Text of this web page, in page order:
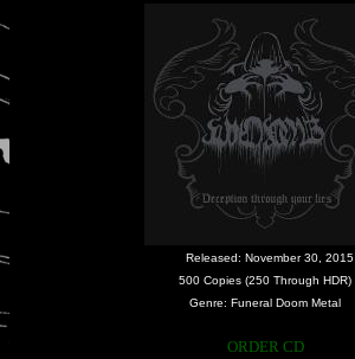
Released: November 30, 2015
500 Copies (250 Through HDR)
Genre: Funeral Doom Metal
ORDER CD